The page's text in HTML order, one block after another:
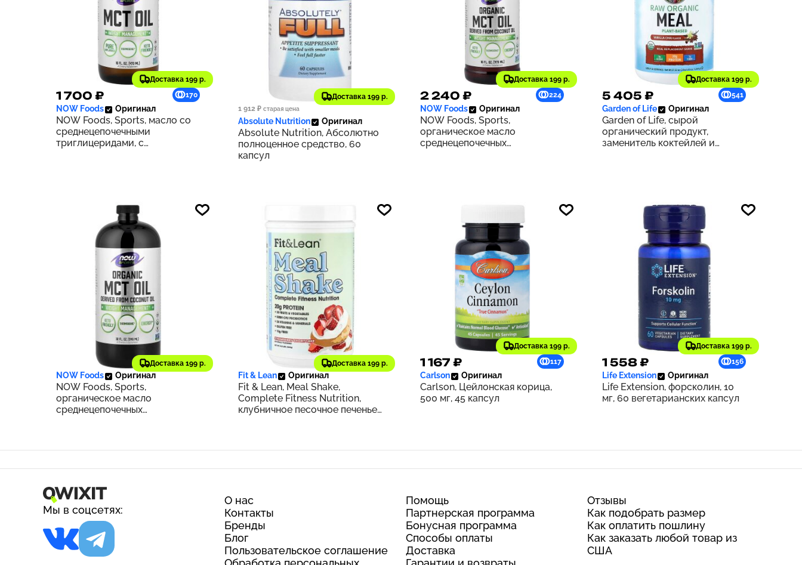
Доставка 199 р.
1 700 ₽ 170
NOW Foods Оригинал
NOW Foods, Sports, масло со
среднецепочечными
триглицеридами, с
Доставка 199 р.
1 505 ₽
151
1 912 ₽ старая цена
Absolute Nutrition Оригинал
Absolute Nutrition, Абсолютно
полноценное средство, 60
капсул
Доставка 199 р.
2 240 ₽ 224
NOW Foods Оригинал
NOW Foods, Sports,
органическое масло
среднецепочечных
Доставка 199 р.
5 405 ₽ 541
Garden of Life Оригинал
Garden of Life, сырой
органический продукт,
заменитель коктейлей и
Доставка 199 р.
3 623 ₽ 362
NOW Foods Оригинал
NOW Foods, Sports,
органическое масло
среднецепочечных
Доставка 199 р.
3 283 ₽ 328
Fit & Lean Оригинал
Fit & Lean, Meal Shake,
Complete Fitness Nutrition,
клубничное песочное печенье,
Доставка 199 р.
1 167 ₽ 117
Carlson Оригинал
Carlson, Цейлонская корица,
500 мг, 45 капсул
Доставка 199 р.
1 558 ₽ 156
Life Extension Оригинал
Life Extension, форсколин, 10
мг, 60 вегетарианских капсул
Мы в соцсетях:
О нас
Контакты
Бренды
Блог
Пользовательское соглашение
Помощь
Партнерская программа
Бонусная программа
Способы оплаты
Доставка
Отзывы
Как подобрать размер
Как оплатить пошлину
Как заказать любой товар из
США